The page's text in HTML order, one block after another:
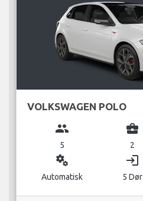
VOLKSWAGEN POLO
group
5
business_center
2
miscellaneous_services
Automatisk
login
5 Dør